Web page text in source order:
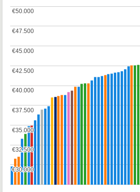
€30.000
€30.000
€32.500
€32.500
€35.000
€35.000
€37.500
€37.500
€40.000
€40.000
€42.500
€42.500
€45.000
€45.000
€47.500
€47.500
€50.000
€50.000